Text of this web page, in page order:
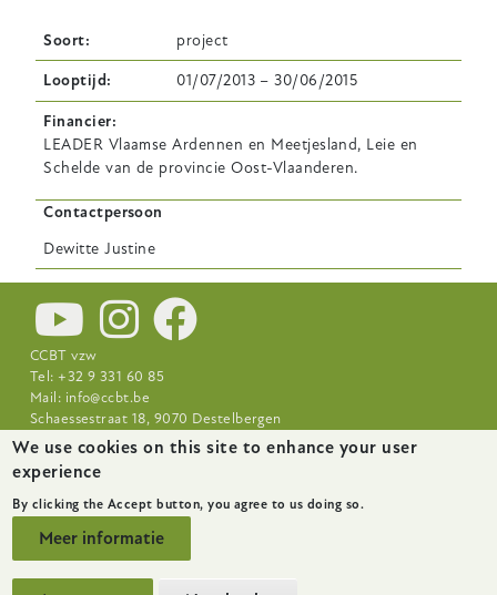
Soort project
Looptijd 01/07/2013 –30/06/2015
Financier
LEADER Vlaamse Ardennen en Meetjesland, Leie en
Schelde van de provincie Oost-Vlaanderen.
Contactpersoon
Dewitte Justine
CCBT vzw
Tel: +32 9 331 60 85
Mail: info@ccbt.be
Schaessestraat 18, 9070 Destelbergen
Footer-
menu
Nieuws Over CCBT Praktijkcentra
We use cookies on this site to enhance your user
experience
By clicking the Accept button, you agree to us doing so.
Meer informatie